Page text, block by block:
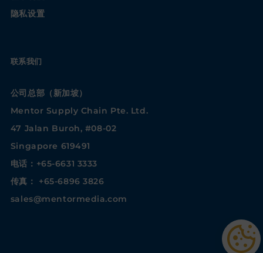
隐私设置
联系我们
公司总部（新加坡）
Mentor Supply Chain Pte. Ltd.
47 Jalan Buroh, #08-02
Singapore 619491
电话：+65-6631 3333
传真： +65-6896 3826
sales@mentormedia.com